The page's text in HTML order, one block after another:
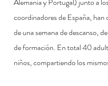
coordinadores de España, han
de una semana de descanso,
de formación. En total 40
niños, compartiendo los